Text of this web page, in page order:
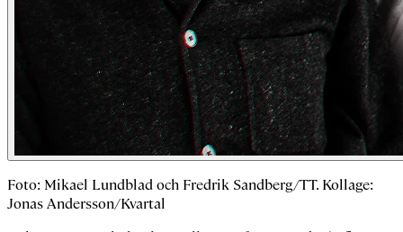
Foto: Mikael Lundblad och Fredrik Sandberg/TT. Kollage:
Jonas Andersson/Kvartal